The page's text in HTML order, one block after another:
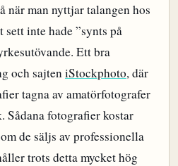
när man nyttjar talangen hos
inte hade ”synts på
Ett bra
och sajten iStockphoto, där
tagna av amatörfotografer
Sådana fotografier kostar
de säljs av professionella
trots detta mycket hög